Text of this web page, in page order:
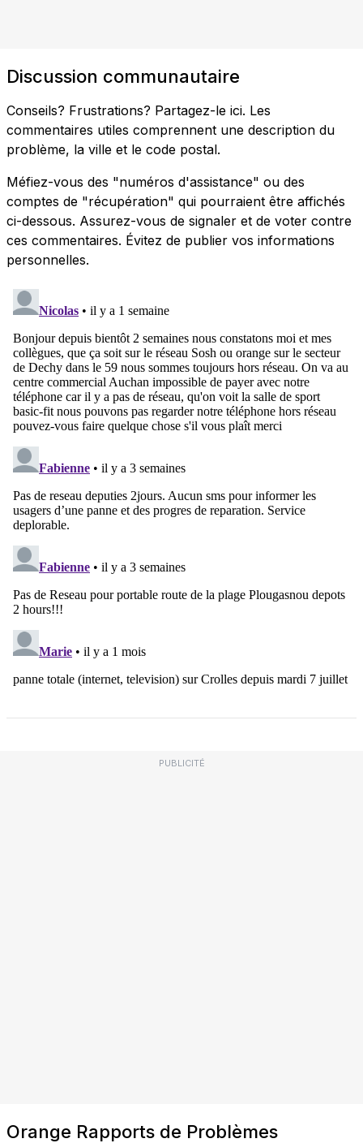
Discussion communautaire
Conseils? Frustrations? Partagez-le ici. Les
commentaires utiles comprennent une description du
problème, la ville et le code postal.
Méfiez-vous des "numéros d'assistance" ou des
comptes de "récupération" qui pourraient être affichés
ci-dessous. Assurez-vous de signaler et de voter contre
ces commentaires. Évitez de publier vos informations
personnelles.
PUBLICITÉ
Orange Rapports de Problèmes